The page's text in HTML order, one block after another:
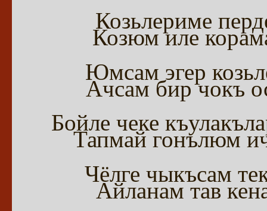
Козьлериме
Козюм иле
Юмсам эгер
Ачсам бир чокъ
Бойле чеке
Тапмай гонълюм
Чёлге чыкъсам
Айланам тав